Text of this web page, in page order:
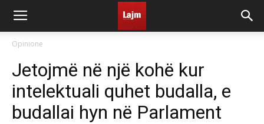
Opinione
Jetojmë në një kohë kur
intelektuali quhet budalla, e
budallai hyn në Parlament